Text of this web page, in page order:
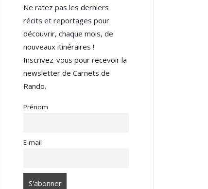
Ne ratez pas les derniers
récits et reportages pour
découvrir, chaque mois, de
nouveaux itinéraires !
Inscrivez-vous pour recevoir la
newsletter de Carnets de
Rando.
Prénom
E-mail